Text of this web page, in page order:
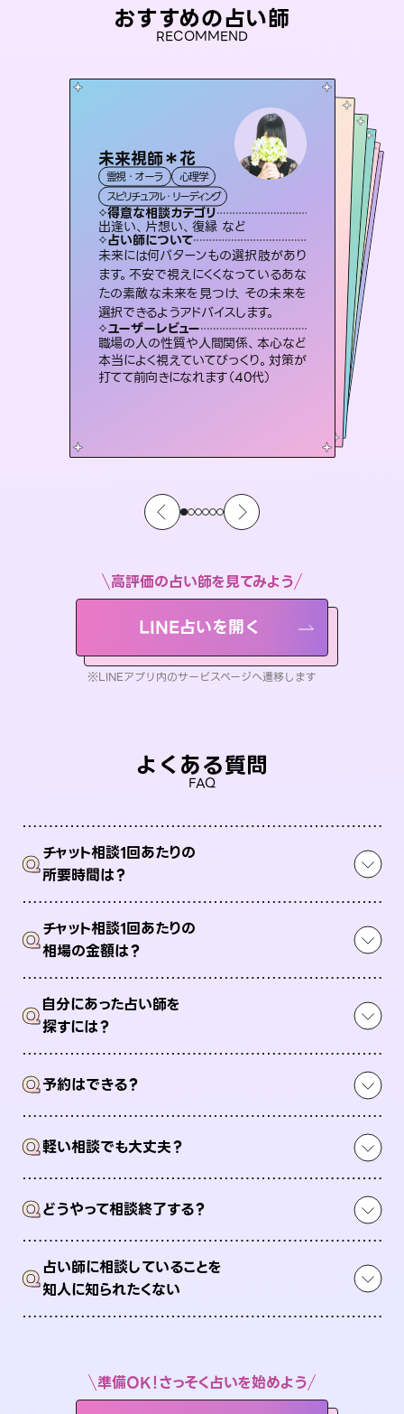
おすすめの占い師
RECOMMEND
未来視師＊花
霊視・オーラ
心理学
スピリチュアル・リーディング
得意な相談カテゴリ
出逢い、片想い、復縁 など
占い師について
未来には何パターンもの選択肢があり
ます。不安で視えにくくなっているあな
たの素敵な未来を見つけ、その未来を
選択できるようアドバイスします。
ユーザーレビュー
職場の人の性質や人間関係、本心など
本当によく視えていてびっくり。対策が
打てて前向きになれます（40代）
おう 霊感オラクル
霊視・オーラ
オラクルカード
得意な相談カテゴリ
恋愛総合、あの人の気持ち など
占い師について
霊視×オラクルカードを使って「今」と
「未来」そして「気になるあの人の気持
ち」まで丁寧に読み解き、恋や人生のヒ
ントを優しく引き出します。
ユーザーレビュー
不安な気持ちが嘘みたいに晴れまし
た…！よく視えていらっしゃるんだなと
感じました（40代 女性）
セラピスト理恵
霊視・オーラ
スピリチュアル・リーディング
得意な相談カテゴリ
片想い、二人の未来、年の差 など
占い師について
連絡再開、復縁、成就などの報告実績
多数。セラピストとして2万超の施術経
験があるからこそできる鑑定で、より良
い未来をサポートします。
ユーザーレビュー
とても心温まる鑑定でした。しかもこち
らは何も言っていないのに視えていらっ
しゃるんだなと驚きです（30代女性）
彗望（すいぼう
霊視・オーラ
スピリチュアル・リーディング
得意な相談カテゴリ
片想い、あの人の気持ち、復縁 など
占い師について
3,700年以上の歴史を持つ東洋最古の占術「易占」で詳細まで占い、幸せへ向かう道筋を示します。厳しい結果にも具体的な対策をお伝えします。
ユーザーレビュー
複雑な背景もしっかり聞いて鑑定して
いただけました。気持ちが楽になりまし
た（50代 女性）
桃源珠羽
霊視・オーラ
スピリチュアル・リーディング
得意な相談カテゴリ
片想い、あの人の気持ち、復縁 など
占い師について
恋愛のお悩みの中でも特に「曖昧な関
係」の相談を得意としており、友達以上
恋人未満なお相手との今後や本音を丁
寧に読み解き恋愛成就へと導きます。
ユーザーレビュー
鑑定していただいてアドバイス通りに行
動すると仲が復活してきました。ありが
とうございました（40代 女性）
アイリス -iris-
西洋占星術 タロット
ルーン
得意な相談カテゴリ
恋愛総合、片想い、二人の未来 など
占い師について
復縁、恋愛、不倫の行方、同性愛や片
思い、仕事関係や借金問題まで知りた
いことや心の負担になっていることを
紐解き、背中をそっと押して導きます。
ユーザーレビュー
安心感のあり、言い切ってくれる所や濁
さない鑑定のおかげで、毎回自分の気
持ちを整えられます（30代 男性）
高評価の占い師を見てみよう
LINE占いを開く
※LINEアプリ内のサービスページへ遷移します
よくある質問
FAQ
Qチャット相談1回あたりの
所要時間は？
Qチャット相談1回あたりの
相場の金額は？
Q自分にあった占い師を
探すには？
Q予約はできる？
Q軽い相談でも大丈夫？
Qどうやって相談終了する？
Q占い師に相談していることを
知人に知られたくない
準備OK！さっそく占いを始めよう